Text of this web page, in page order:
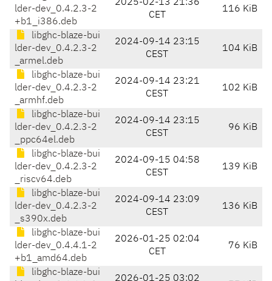
lder-dev_0.4.2.3-2
+b1_i386.deb
2025-02-13 21:36
CET
116 KiB
libghc-blaze-bui
lder-dev_0.4.2.3-2
_armel.deb
2024-09-14 23:15
CEST
104 KiB
libghc-blaze-bui
lder-dev_0.4.2.3-2
_armhf.deb
2024-09-14 23:21
CEST
102 KiB
libghc-blaze-bui
lder-dev_0.4.2.3-2
_ppc64el.deb
2024-09-14 23:15
CEST
96 KiB
libghc-blaze-bui
lder-dev_0.4.2.3-2
_riscv64.deb
2024-09-15 04:58
CEST
139 KiB
libghc-blaze-bui
lder-dev_0.4.2.3-2
_s390x.deb
2024-09-14 23:09
CEST
136 KiB
libghc-blaze-bui
lder-dev_0.4.4.1-2
+b1_amd64.deb
2026-01-25 02:04
CET
76 KiB
libghc-blaze-bui
2026-01-25 03:02